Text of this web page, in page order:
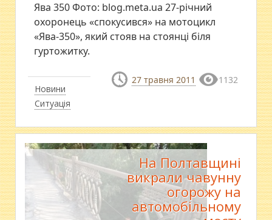
Новини
Ситуація
Ява 350 Фото: blog.meta.ua 27-річний
охоронець «спокусився» на мотоцикл
«Ява-350», який стояв на стоянці біля
гуртожитку.
27 травня 2011 1132
На Полтавщині
викрали чавунну
огорожу на
автомобільному